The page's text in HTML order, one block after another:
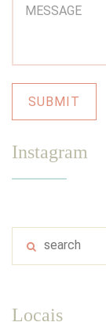
Instagram
Locais